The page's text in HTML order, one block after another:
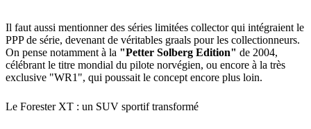
Il faut aussi mentionner des séries limitées collector qui intégraient le
PPP de série, devenant de véritables graals pour les collectionneurs.
On pense notamment à la "Petter Solberg Edition" de 2004,
célébrant le titre mondial du pilote norvégien, ou encore à la très
exclusive "WR1", qui poussait le concept encore plus loin.
Le Forester XT : un SUV sportif transformé